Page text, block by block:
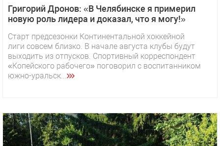
Григорий Дронов: «В Челябинске я примерил
новую роль лидера и доказал, что я могу!»
Старт предсезонки Континентальной хоккейной
лиги совсем близко. В начале августа клубы будут
выходить из отпусков. Спортивный корреспондент
«Копейского рабочего» поговорил с воспитанником
южно-уральск...